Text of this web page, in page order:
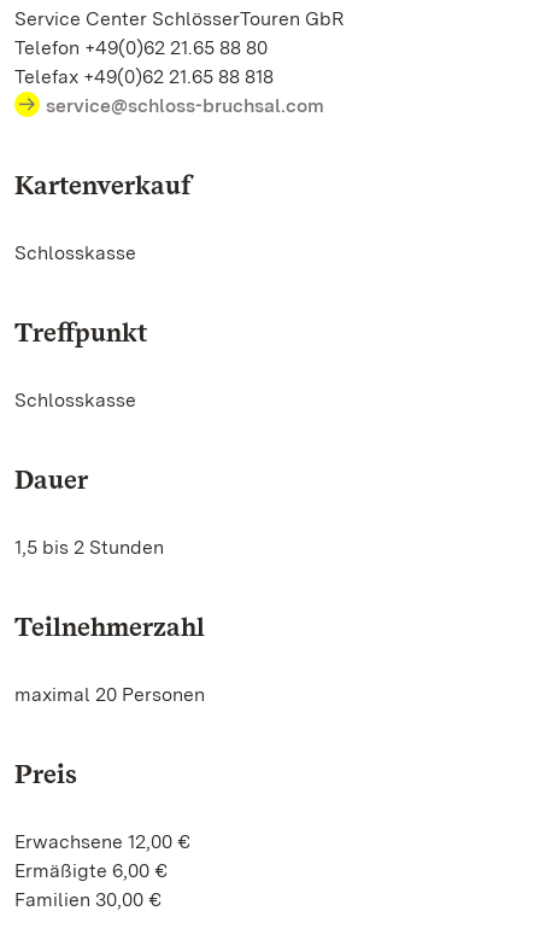
Service Center SchlösserTouren GbR
Telefon +49(0)62 21.65 88 80
Telefax +49(0)62 21.65 88 818
service@schloss-bruchsal.com
Kartenverkauf
Schlosskasse
Treffpunkt
Schlosskasse
Dauer
1,5 bis 2 Stunden
Teilnehmerzahl
maximal 20 Personen
Preis
Erwachsene 12,00 €
Ermäßigte 6,00 €
Familien 30,00 €